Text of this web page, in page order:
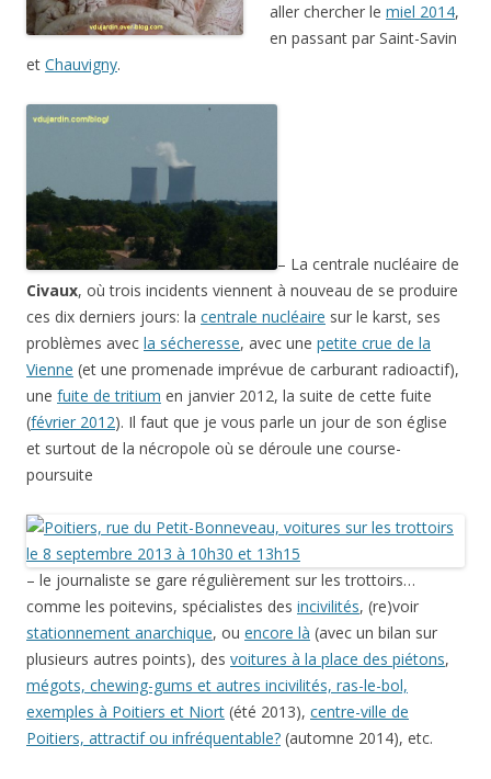
aller chercher le miel 2014,
en passant par Saint-Savin
et Chauvigny.
– La centrale nucléaire de
Civaux, où trois incidents viennent à nouveau de se produire
ces dix derniers jours: la centrale nucléaire sur le karst, ses
problèmes avec la sécheresse, avec une petite crue de la
Vienne (et une promenade imprévue de carburant radioactif),
une fuite de tritium en janvier 2012, la suite de cette fuite
(février 2012). Il faut que je vous parle un jour de son église
et surtout de la nécropole où se déroule une course-
poursuite
– le journaliste se gare régulièrement sur les trottoirs…
comme les poitevins, spécialistes des incivilités, (re)voir
stationnement anarchique, ou encore là (avec un bilan sur
plusieurs autres points), des voitures à la place des piétons,
mégots, chewing-gums et autres incivilités, ras-le-bol,
exemples à Poitiers et Niort (été 2013), centre-ville de
Poitiers, attractif ou infréquentable? (automne 2014), etc.